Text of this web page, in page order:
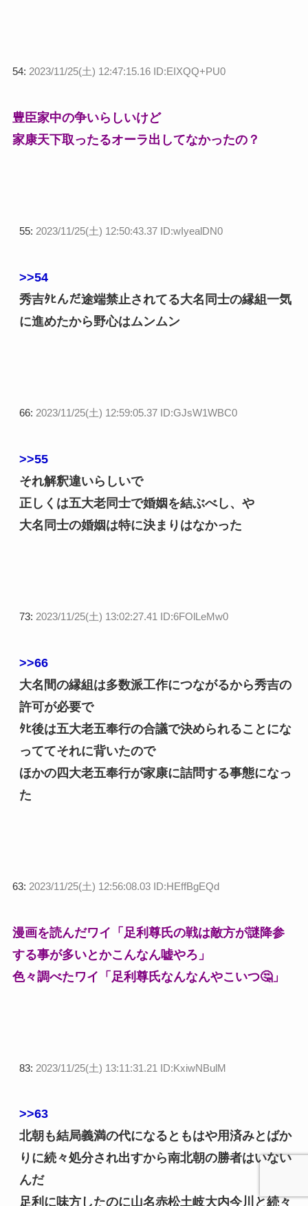
54: 2023/11/25(土) 12:47:15.16 ID:EIXQQ+PU0
豊臣家中の争いらしいけど
家康天下取ったるオーラ出してなかったの？
55: 2023/11/25(土) 12:50:43.37 ID:wIyealDN0
>>54
秀吉ﾀﾋんだ途端禁止されてる大名同士の縁組一気
に進めたから野心はムンムン
66: 2023/11/25(土) 12:59:05.37 ID:GJsW1WBC0
>>55
それ解釈違いらしいで
正しくは五大老同士で婚姻を結ぶべし、や
大名同士の婚姻は特に決まりはなかった
73: 2023/11/25(土) 13:02:27.41 ID:6FOlLeMw0
>>66
大名間の縁組は多数派工作につながるから秀吉の
許可が必要で
ﾀﾋ後は五大老五奉行の合議で決められることにな
っててそれに背いたので
ほかの四大老五奉行が家康に詰問する事態になっ
た
63: 2023/11/25(土) 12:56:08.03 ID:HEffBgEQd
漫画を読んだワイ「足利尊氏の戦は敵方が謎降参
する事が多いとかこんなん嘘やろ」
色々調べたワイ「足利尊氏なんなんやこいつ🤔」
83: 2023/11/25(土) 13:11:31.21 ID:KxiwNBulM
>>63
北朝も結局義満の代になるともはや用済みとばか
りに続々処分され出すから南北朝の勝者はいない
んだ
足利に味方したのに山名赤松土岐大内今川と続々